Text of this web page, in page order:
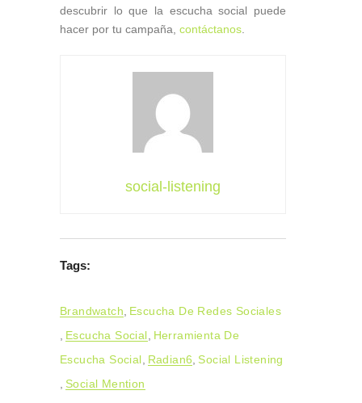
descubrir lo que la escucha social puede
hacer por tu campaña, contáctanos.
social-listening
Tags:
Brandwatch, Escucha De Redes Sociales
, Escucha Social, Herramienta De
Escucha Social, Radian6, Social Listening
, Social Mention